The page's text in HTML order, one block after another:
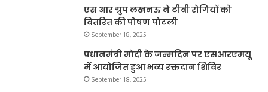
एस आर ग्रुप लखनऊ ने टीबी रोगियों को
वितरित की पोषण पोटली
September 18, 2025
प्रधानमंत्री मोदी के जन्मदिन पर एसआरएमयू
में आयोजित हुआ भव्य रक्तदान शिविर
September 18, 2025